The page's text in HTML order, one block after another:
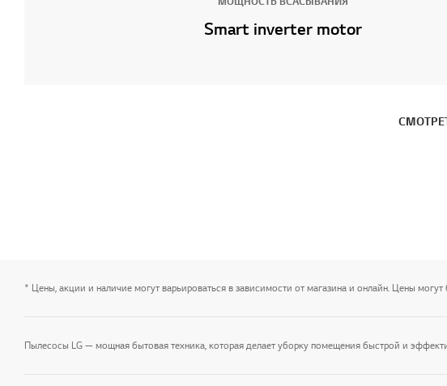
Smart inverter motor
* Цены, акции и наличие могут варьироваться в зависимости от магазина и онлайн. Цены